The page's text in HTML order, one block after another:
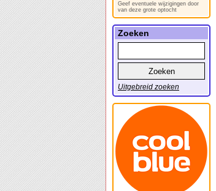
Geef eventuele wijzigingen door
van deze grote optocht
Zoeken
Uitgebreid zoeken